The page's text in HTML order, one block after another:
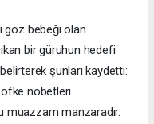
göz bebeği olan
bir güruhun hedefi
şunları kaydetti:
nöbetleri
muazzam manzaradır.